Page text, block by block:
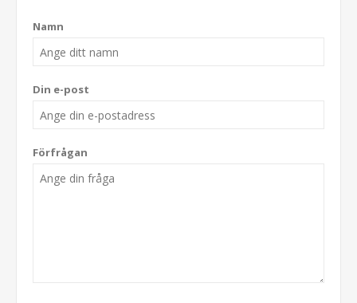
Namn
Din e-post
Förfrågan